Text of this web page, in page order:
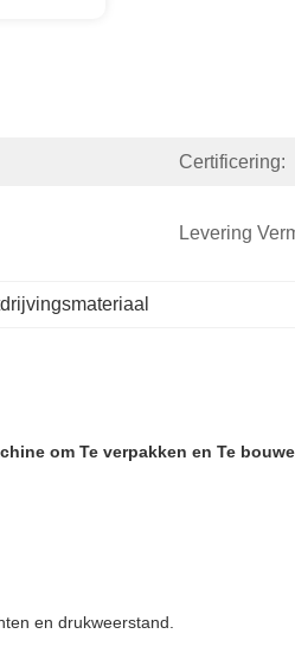
Certificering:
Levering
om Te verpakken en Te
en drukweerstand.